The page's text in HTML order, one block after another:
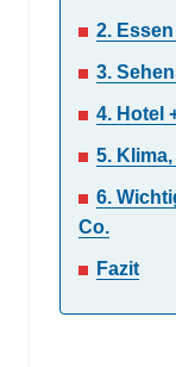
2.
3.
4. Hotel
5.
6.
Co.
Fazit